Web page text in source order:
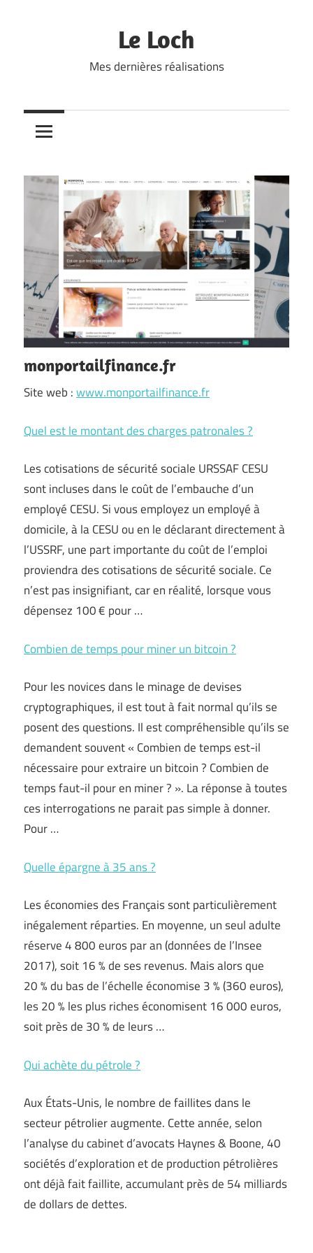
Le Loch
Mes dernières réalisations
monportailfinance.fr
Site web :www.monportailfinance.fr
Quel est le montant des charges patronales ?
Les cotisations de sécurité sociale URSSAF CESU
sont incluses dans le coût de l’embauche d’un
employé CESU. Si vous employez un employé à
domicile, à la CESU ou en le déclarant directement à
l’USSRF, une part importante du coût de l’emploi
proviendra des cotisations de sécurité sociale. Ce
n’est pas insignifiant, car en réalité, lorsque vous
dépensez 100 € pour …
Combien de temps pour miner un bitcoin ?
Pour les novices dans le minage de devises
cryptographiques, il est tout à fait normal qu’ils se
posent des questions. Il est compréhensible qu’ils se
demandent souvent « Combien de temps est-il
nécessaire pour extraire un bitcoin ? Combien de
temps faut-il pour en miner ? ». La réponse à toutes
ces interrogations ne parait pas simple à donner.
Pour…
Quelle épargne à 35 ans ?
Les économies des Français sont particulièrement
inégalement réparties. En moyenne, un seul adulte
réserve 4 800 euros par an (données de l’Insee
2017), soit 16 % de ses revenus. Mais alors que
20 % du bas de l’échelle économise 3 % (360 euros),
les 20 % les plus riches économisent 16 000 euros,
soit près de 30 % de leurs …
Qui achète du pétrole ?
Aux États-Unis, le nombre de faillites dans le
secteur pétrolier augmente. Cette année, selon
l’analyse du cabinet d’avocats Haynes & Boone, 40
sociétés d’exploration et de production pétrolières
ont déjà fait faillite, accumulant près de 54 milliards
de dollars de dettes.